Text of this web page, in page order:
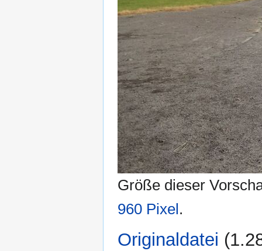
Größe dieser
960 Pixel.
Originaldatei